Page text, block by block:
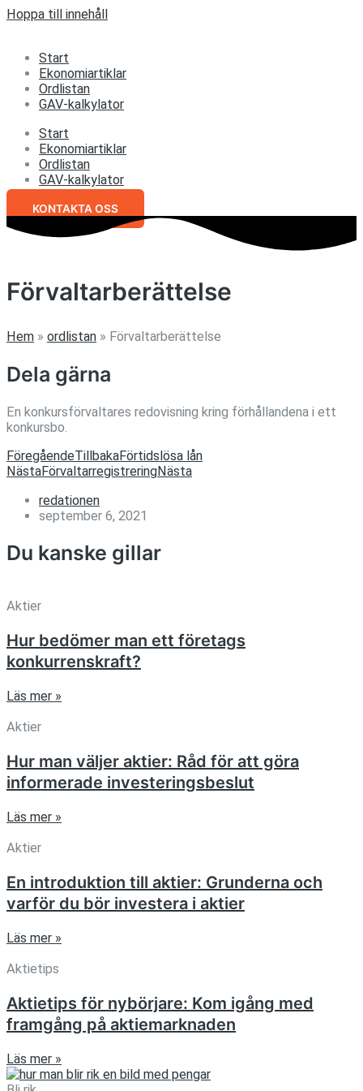
Hoppa till innehåll
Start
Ekonomiartiklar
Ordlistan
GAV-kalkylator
Start
Ekonomiartiklar
Ordlistan
GAV-kalkylator
KONTAKTA OSS
Förvaltarberättelse
Hem » ordlistan » Förvaltarberättelse
Dela gärna
En konkursförvaltares redovisning kring förhållandena i ett
konkursbo.
FöregåendeTillbakaFörtidslösa lån
NästaFörvaltarregistreringNästa
redationen
september 6, 2021
Du kanske gillar
Aktier
Hur bedömer man ett företags
konkurrenskraft?
Läs mer »
Aktier
Hur man väljer aktier: Råd för att göra
informerade investeringsbeslut
Läs mer »
Aktier
En introduktion till aktier: Grunderna och
varför du bör investera i aktier
Läs mer »
Aktietips
Aktietips för nybörjare: Kom igång med
framgång på aktiemarknaden
Läs mer »